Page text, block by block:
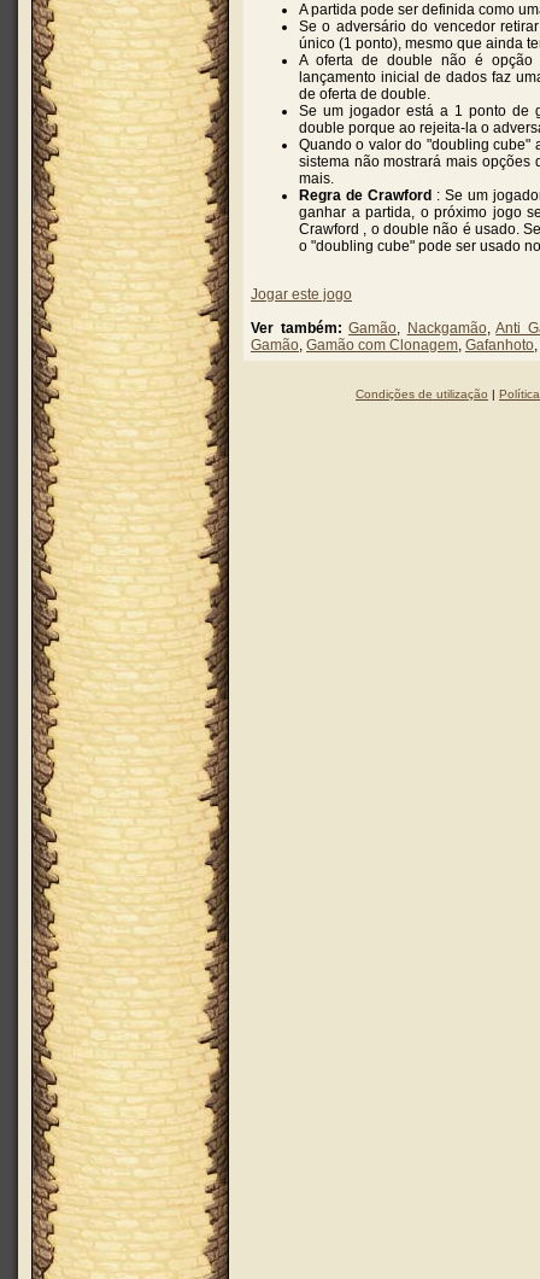
A partida pode ser definida como
Se o adversário do vencedor
único (1 ponto), mesmo que ainda
A oferta de double não é
lançamento inicial de dados faz
de oferta de double.
Se um jogador está a 1 ponto de
double porque ao rejeita-la o
Quando o valor do "doubling cube"
sistema não mostrará mais
mais.
Regra de Crawford : Se um
ganhar a partida, o próximo jogo
Crawford , o double não é usado.
o "doubling cube" pode ser usado
Jogar este jogo
Ver também: Gamão, Nackgamão,Anti
Gamão, Gamão com Clonagem, Gafanhoto,
Condições de utilização |